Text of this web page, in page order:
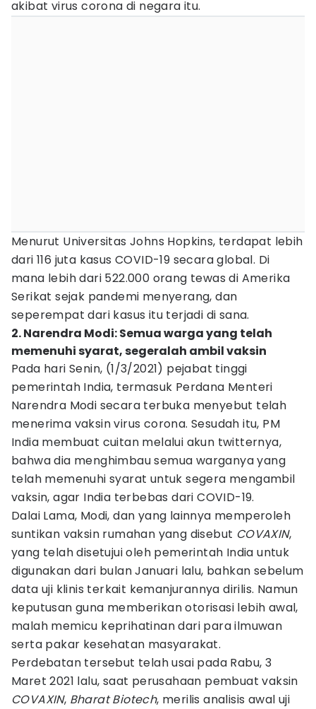
akibat virus corona di negara itu.
Menurut Universitas Johns Hopkins, terdapat lebih
dari 116 juta kasus COVID-19 secara global. Di
mana lebih dari 522.000 orang tewas di Amerika
Serikat sejak pandemi menyerang, dan
seperempat dari kasus itu terjadi di sana.
2. Narendra Modi: Semua warga yang telah
memenuhi syarat, segeralah ambil vaksin
Pada hari Senin, (1/3/2021) pejabat tinggi
pemerintah India, termasuk Perdana Menteri
Narendra Modi secara terbuka menyebut telah
menerima vaksin virus corona. Sesudah itu, PM
India membuat cuitan melalui akun twitternya,
bahwa dia menghimbau semua warganya yang
telah memenuhi syarat untuk segera mengambil
vaksin, agar India terbebas dari COVID-19.
Dalai Lama, Modi, dan yang lainnya memperoleh
suntikan vaksin rumahan yang disebut COVAXIN,
yang telah disetujui oleh pemerintah India untuk
digunakan dari bulan Januari lalu, bahkan sebelum
data uji klinis terkait kemanjurannya dirilis. Namun
keputusan guna memberikan otorisasi lebih awal,
malah memicu keprihatinan dari para ilmuwan
serta pakar kesehatan masyarakat.
Perdebatan tersebut telah usai pada Rabu, 3
Maret 2021 lalu, saat perusahaan pembuat vaksin
COVAXIN, Bharat Biotech, merilis analisis awal uji